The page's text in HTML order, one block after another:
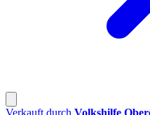
Verkauft durch Volkshilfe